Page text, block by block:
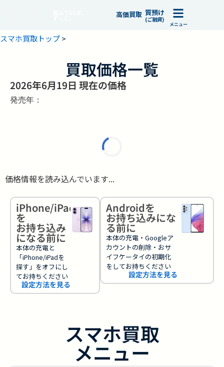
高価買取 質預け
(ご融資)
メニュー
スマホ買取トップ>
買取価格一覧
2026年6月19日 現在の価格
発売年：
価格情報を読み込んでいます...
iPhone/iPad
を
お持ち込み
になる前に
本体の充電と
「iPhone/iPadを
探す」をオフにし
てお持ちください
設定方法を見る
Androidを
お持ち込みにな
る前に
本体の充電・Googleア
カウントの削除・おサ
イフケータイの初期化
をしてお持ちください
設定方法を見る
スマホ買取
メニュー